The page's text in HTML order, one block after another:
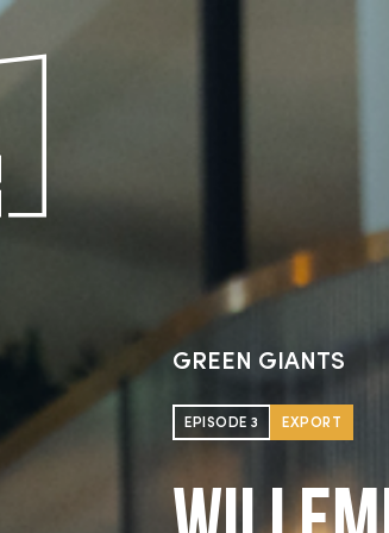
GREEN GIANTS
EPISODE 3 EXPORT